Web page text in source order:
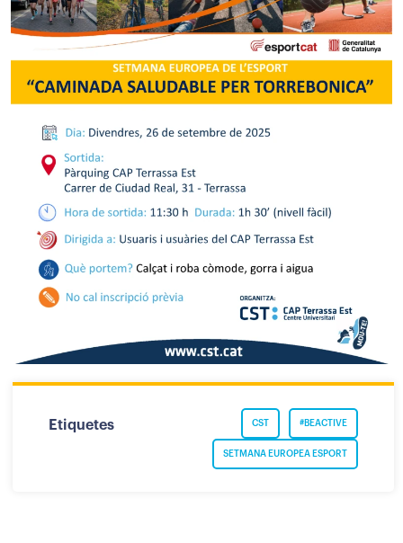
Etiquetes #BEACTIVE
CST
SETMANA EUROPEA ESPORT